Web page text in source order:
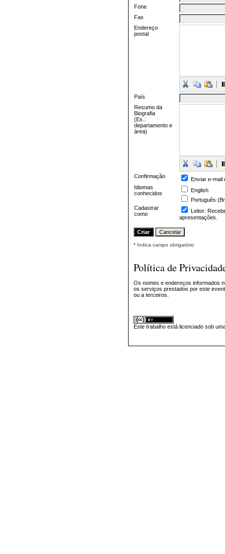
Fone
Fax
Endereço
postal
País
Resumo da
Biografia
(Ex.:
departamento e
área)
Confirmação
Enviar e-mail
Idiomas
conhecidos
English
Português
Cadastrar
como
Leitor:
apresentações.
* Indica campo obrigatório
Política de
Os nomes e endereços informados
os serviços prestados por este
ou a terceiros.
Este trabalho está licenciado sob